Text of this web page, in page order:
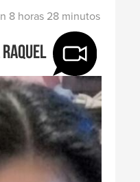
8 horas 28 minutos